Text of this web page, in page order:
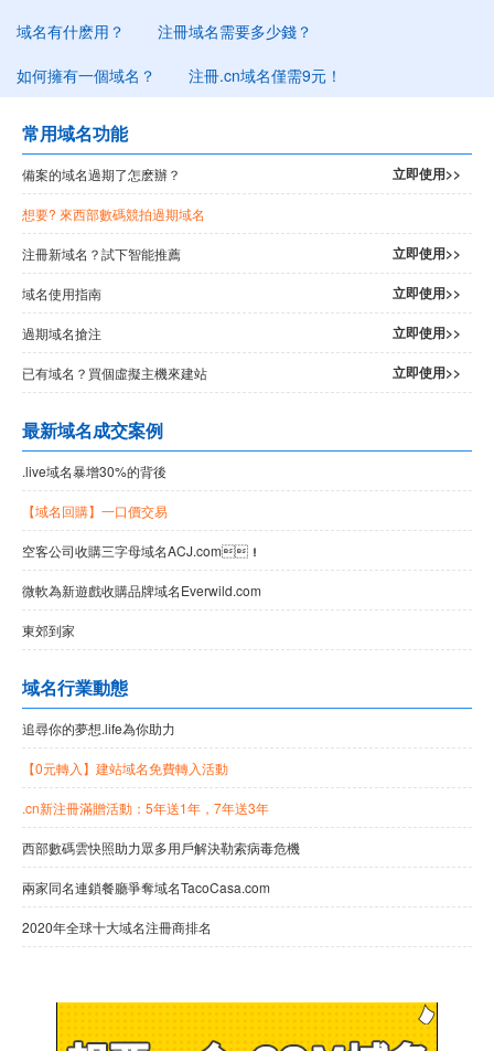
域名有什麽用？
注冊域名需要多少錢？
如何擁有一個域名？
注冊.cn域名僅需9元！
常用域名功能
備案的域名過期了怎麽辦？ 立即使用>>
想要? 來西部數碼競拍過期域名
注冊新域名？試下智能推薦 立即使用>>
域名使用指南 立即使用>>
過期域名搶注 立即使用>>
已有域名？買個虛擬主機來建站 立即使用>>
最新域名成交案例
.live域名暴增30%的背後
【域名回購】一口價交易
空客公司收購三字母域名ACJ.com！
微軟為新遊戲收購品牌域名Everwild.com
東郊到家
域名行業動態
追尋你的夢想.life為你助力
【0元轉入】建站域名免費轉入活動
.cn新注冊滿贈活動：5年送1年，7年送3年
西部數碼雲快照助力眾多用戶解決勒索病毒危機
兩家同名連鎖餐廳爭奪域名TacoCasa.com
2020年全球十大域名注冊商排名